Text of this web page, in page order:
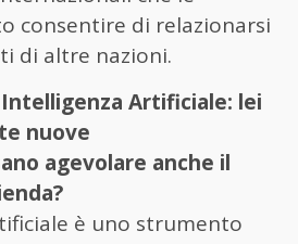
consentire di relazionarsi
di altre nazioni.
Artificiale: lei
nuove
agevolare anche il
è uno strumento